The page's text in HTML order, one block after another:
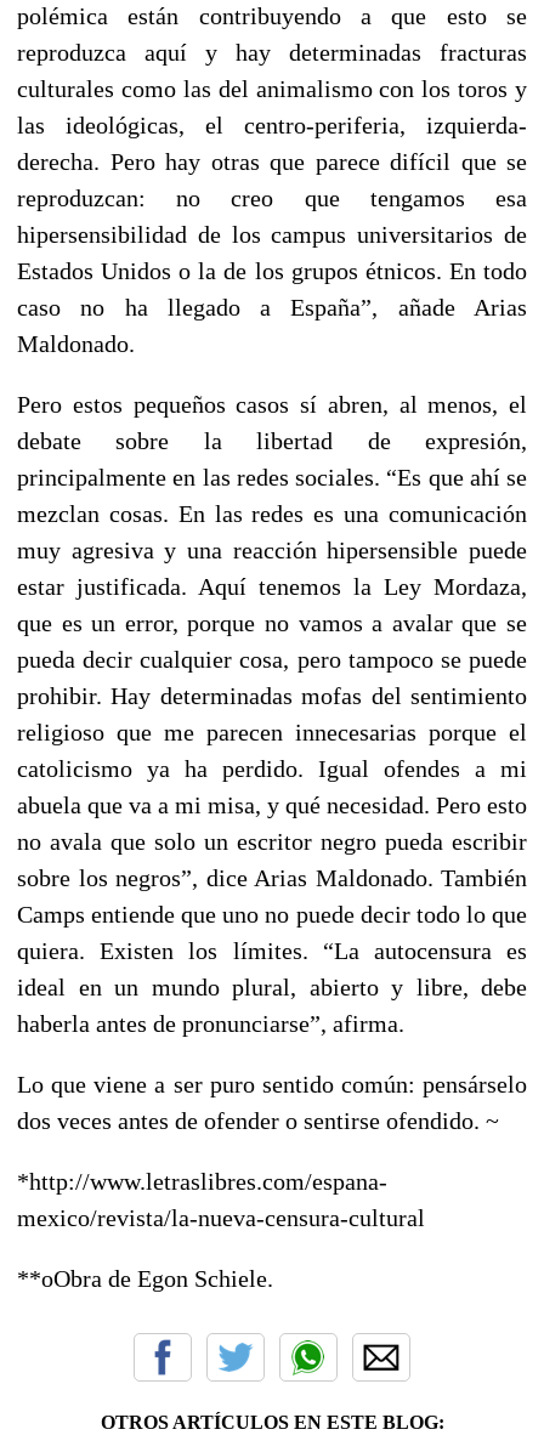
polémica están contribuyendo a que esto se
reproduzca aquí y hay determinadas fracturas
culturales como las del animalismo con los toros y
las ideológicas, el centro-periferia, izquierda-
derecha. Pero hay otras que parece difícil que se
reproduzcan: no creo que tengamos esa
hipersensibilidad de los campus universitarios de
Estados Unidos o la de los grupos étnicos. En todo
caso no ha llegado a España”, añade Arias
Maldonado.
Pero estos pequeños casos sí abren, al menos, el
debate sobre la libertad de expresión,
principalmente en las redes sociales. “Es que ahí se
mezclan cosas. En las redes es una comunicación
muy agresiva y una reacción hipersensible puede
estar justificada. Aquí tenemos la Ley Mordaza,
que es un error, porque no vamos a avalar que se
pueda decir cualquier cosa, pero tampoco se puede
prohibir. Hay determinadas mofas del sentimiento
religioso que me parecen innecesarias porque el
catolicismo ya ha perdido. Igual ofendes a mi
abuela que va a mi misa, y qué necesidad. Pero esto
no avala que solo un escritor negro pueda escribir
sobre los negros”, dice Arias Maldonado. También
Camps entiende que uno no puede decir todo lo que
quiera. Existen los límites. “La autocensura es
ideal en un mundo plural, abierto y libre, debe
haberla antes de pronunciarse”, afirma.
Lo que viene a ser puro sentido común: pensárselo
dos veces antes de ofender o sentirse ofendido. ~
*http://www.letraslibres.com/espana-
mexico/revista/la-nueva-censura-cultural
**oObra de Egon Schiele.
OTROS ARTÍCULOS EN ESTE BLOG: